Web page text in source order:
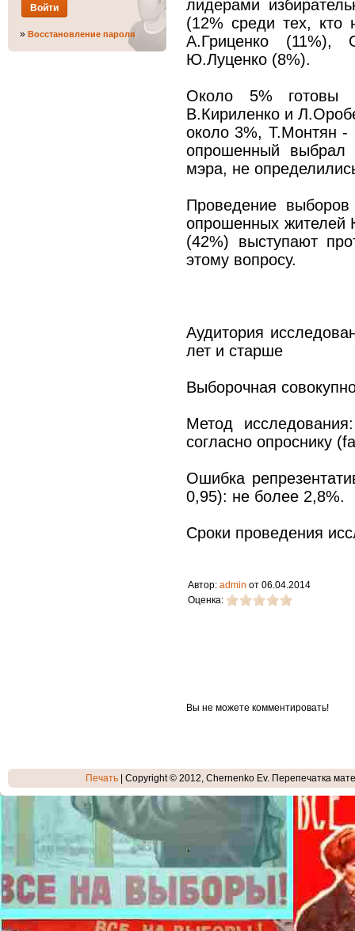
» Восстановление пароля
лидерами
(12% среди тех,
А.Гриценко (11%),
Ю.Луценко (8%).
Около 5% готовы
В.Кириленко и
около 3%, Т.Монтян
опрошенный выбрал
мэра, не
Проведение
опрошенных жителей
(42%) выступают
этому вопросу.
Аудитория
лет и старше
Выборочная
Метод
согласно опроснику
Ошибка
0,95): не более 2,8%.
Сроки проведения
Автор: admin от 06.04.2014
Оценка:
Вы не можете комментировать!
Печать | Copyright © 2012, Chernenko Ev. Перепечатка